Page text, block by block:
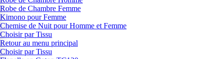
Robe de Chambre Femme
Kimono pour Femme
Chemise de Nuit pour Homme et Femme
Choisir par Tissu
Retour au menu principal
Choisir par Tissu